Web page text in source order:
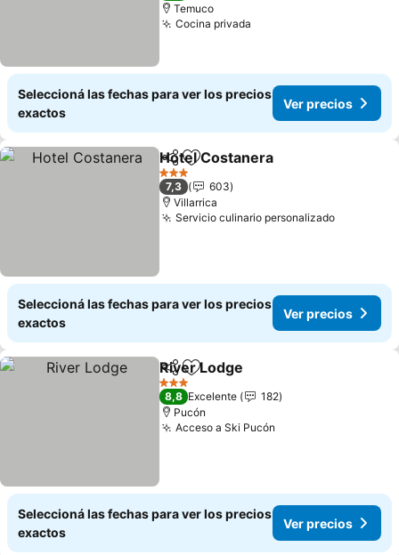
Temuco
Cocina privada
Seleccioná las fechas para ver los precios
exactos
Ver precios
CompartirAñadir a favoritos
Hotel Costanera
3 Estrellas
7,3
603
Villarrica
Servicio culinario personalizado
Seleccioná las fechas para ver los precios
exactos
Ver precios
CompartirAñadir a favoritos
River Lodge
3 Estrellas
8,8 Excelente
182
Pucón
Acceso a Ski Pucón
Seleccioná las fechas para ver los precios
exactos
Ver precios